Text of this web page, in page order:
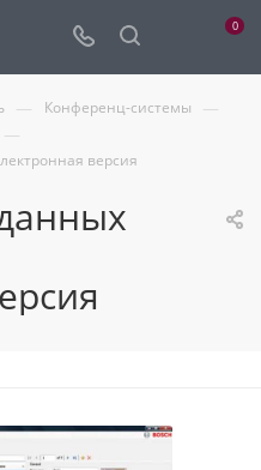
0
— Конференц-системы —
—
версия